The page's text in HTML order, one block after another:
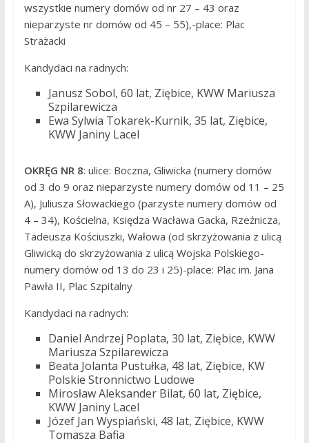
wszystkie numery domów od nr 27 – 43 oraz
nieparzyste nr domów od 45 – 55),-place: Plac
Strażacki
Kandydaci na radnych:
Janusz Sobol, 60 lat, Ziębice, KWW Mariusza
Szpilarewicza
Ewa Sylwia Tokarek-Kurnik, 35 lat, Ziębice,
KWW Janiny Lacel
OKRĘG NR 8: ulice: Boczna, Gliwicka (numery domów
od 3 do 9 oraz nieparzyste numery domów od 11 – 25
A), Juliusza Słowackiego (parzyste numery domów od
4 – 34), Kościelna, Księdza Wacława Gacka, Rzeźnicza,
Tadeusza Kościuszki, Wałowa (od skrzyżowania z ulicą
Gliwicką do skrzyżowania z ulicą Wojska Polskiego-
numery domów od 13 do 23 i 25)-place: Plac im. Jana
Pawła II, Plac Szpitalny
Kandydaci na radnych:
Daniel Andrzej Poplata, 30 lat, Ziębice, KWW
Mariusza Szpilarewicza
Beata Jolanta Pustułka, 48 lat, Ziębice, KW
Polskie Stronnictwo Ludowe
Mirosław Aleksander Bilat, 60 lat, Ziębice,
KWW Janiny Lacel
Józef Jan Wyspiański, 48 lat, Ziębice, KWW
Tomasza Bafia